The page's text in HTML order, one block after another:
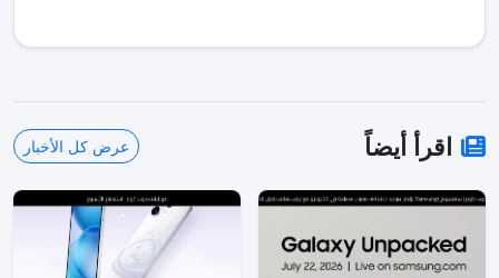
اقرأ أيضاً عرض كل الأخبار